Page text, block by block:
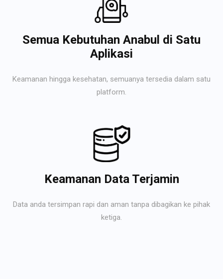
Semua Kebutuhan Anabul di Satu
Aplikasi
Keamanan hingga kesehatan, semuanya tersedia dalam satu
platform.
Keamanan Data Terjamin
Data anda tersimpan rapi dan aman tanpa dibagikan ke pihak
ketiga.